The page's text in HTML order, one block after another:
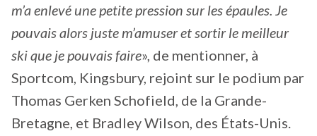
m’a enlevé une petite pression sur les épaules. Je
pouvais alors juste m’amuser et sortir le meilleur
ski que je pouvais faire», de mentionner, à
Sportcom, Kingsbury, rejoint sur le podium par
Thomas Gerken Schofield, de la Grande-
Bretagne, et Bradley Wilson, des États-Unis.